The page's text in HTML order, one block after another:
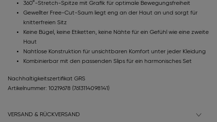
360°-Stretch-Spitze mit Grafik für optimale Bewegungsfreiheit
Gewellter Free-Cut-Saum liegt eng an der Haut an und sorgt für
knitterfreien Sitz
Keine Bügel, keine Etiketten, keine Nähte für ein Gefühl wie eine zweite
Haut
Nahtlose Konstruktion für unsichtbaren Komfort unter jeder Kleidung
Kombinierbar mit den passenden Slips für ein harmonisches Set
Nachhaltigkeitszertifikat GRS
Artikelnummer: 10219678 (7613114098141)
VERSAND & RÜCKVERSAND